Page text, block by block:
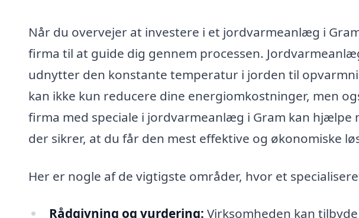
Når du overvejer at investere i et jordvarmeanlæg i
firma til at guide dig gennem processen.
udnytter den konstante temperatur i jorden til
kan ikke kun reducere dine energiomkostninger, men
firma med speciale i jordvarmeanlæg i Gram kan
der sikrer, at du får den mest effektive og økonomiske
Her er nogle af de vigtigste områder, hvor et
Rådgivning og vurdering: Virksomheden kan